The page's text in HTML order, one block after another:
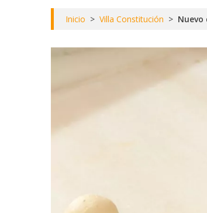
Inicio > Villa Constitución >